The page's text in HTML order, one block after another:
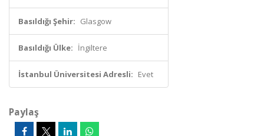
Basıldığı Şehir: Glasgow
Basıldığı Ülke: İngiltere
İstanbul Üniversitesi Adresli: Evet
Paylaş